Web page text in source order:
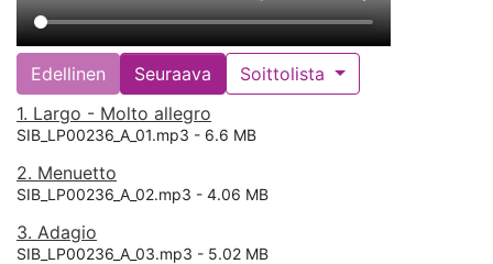
Edellinen Seuraava
Soittolista
1. Largo - Molto allegro
SIB_LP00236_A_01.mp3 - 6.6 MB
2. Menuetto
SIB_LP00236_A_02.mp3 - 4.06 MB
3. Adagio
SIB_LP00236_A_03.mp3 - 5.02 MB